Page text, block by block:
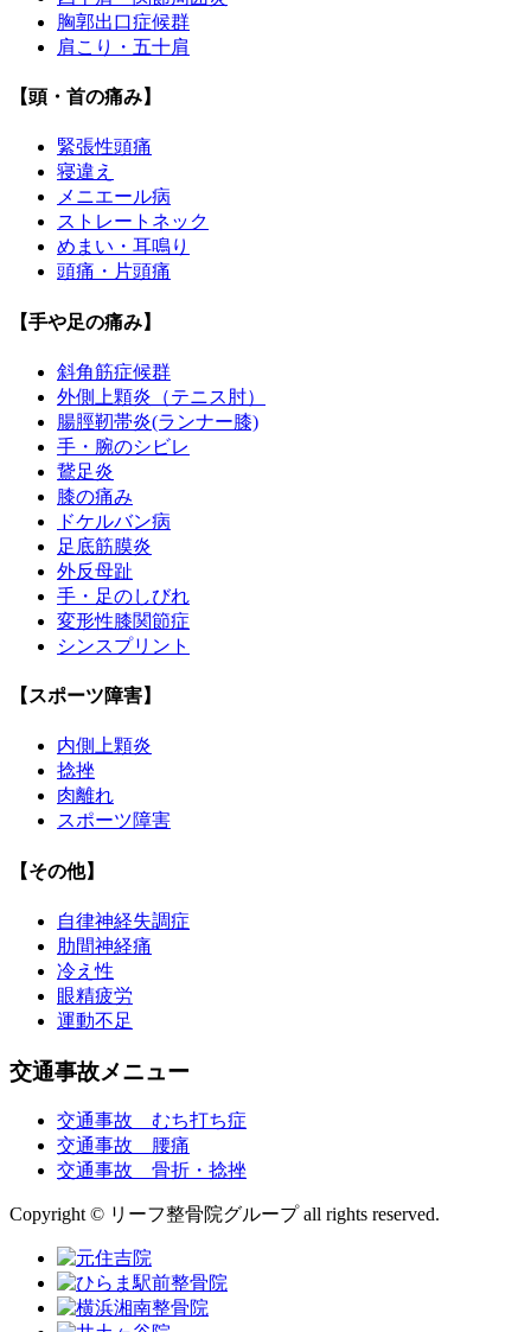
胸郭出口症候群
肩こり・五十肩
【頭・首の痛み】
緊張性頭痛
寝違え
メニエール病
ストレートネック
めまい・耳鳴り
頭痛・片頭痛
【手や足の痛み】
斜角筋症候群
外側上顆炎（テニス肘）
腸脛靭帯炎(ランナー膝)
手・腕のシビレ
鵞足炎
膝の痛み
ドケルバン病
足底筋膜炎
外反母趾
手・足のしびれ
変形性膝関節症
シンスプリント
【スポーツ障害】
内側上顆炎
捻挫
肉離れ
スポーツ障害
【その他】
自律神経失調症
肋間神経痛
冷え性
眼精疲労
運動不足
交通事故メニュー
交通事故 むち打ち症
交通事故 腰痛
交通事故 骨折・捻挫
Copyright © リーフ整骨院グループ all rights reserved.